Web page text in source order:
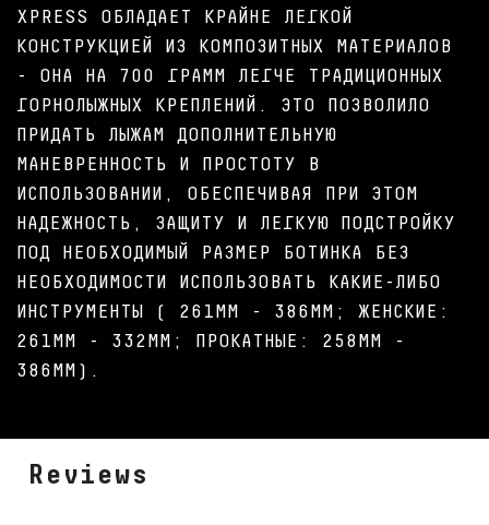
XPRESS ОБЛАДАЕТ КРАЙНЕ ЛЕГКОЙ
КОНСТРУКЦИЕЙ ИЗ КОМПОЗИТНЫХ МАТЕРИАЛОВ
- ОНА НА 700 ГРАММ ЛЕГЧЕ ТРАДИЦИОННЫХ
ГОРНОЛЫЖНЫХ КРЕПЛЕНИЙ. ЭТО ПОЗВОЛИЛО
ПРИДАТЬ ЛЫЖАМ ДОПОЛНИТЕЛЬНУЮ
МАНЕВРЕННОСТЬ И ПРОСТОТУ В
ИСПОЛЬЗОВАНИИ, ОБЕСПЕЧИВАЯ ПРИ ЭТОМ
НАДЕЖНОСТЬ, ЗАЩИТУ И ЛЕГКУЮ ПОДСТРОЙКУ
ПОД НЕОБХОДИМЫЙ РАЗМЕР БОТИНКА БЕЗ
НЕОБХОДИМОСТИ ИСПОЛЬЗОВАТЬ КАКИЕ-ЛИБО
ИНСТРУМЕНТЫ ( 261ММ - 386ММ; ЖЕНСКИЕ:
261ММ - 332ММ; ПРОКАТНЫЕ: 258ММ -
386ММ).
Reviews